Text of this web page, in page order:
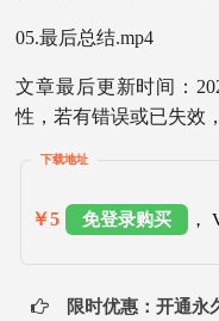
05.最后总结.mp4
文章最后更新时间：
性，若有错误或已失效
下载地址
￥5 免登录购买 ，
限时优惠：开通永